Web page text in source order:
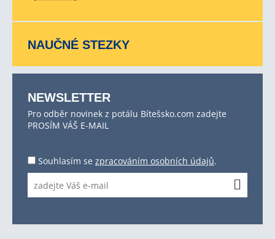
NAUČNÉ STEZKY
NEWSLETTER
Pro odběr novinek z potálu Bítešsko.com zadejte
PROSÍM VÁŠ E-MAIL
Souhlasím se zpracováním osobních údajů.